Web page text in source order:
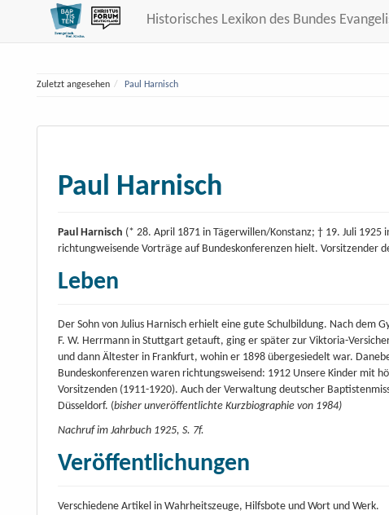
Historisches Lexikon des Bundes
Zuletzt angesehen Paul Harnisch
Paul Harnisch
Paul Harnisch (* 28. April 1871 in Tägerwillen/Konstanz; † 19. Juli
richtungweisende Vorträge auf Bundeskonferenzen hielt. Vorsitzender
Leben
Der Sohn von Julius Harnisch erhielt eine gute Schulbildung. Nach
F. W. Herrmann in Stuttgart getauft, ging er später zur Viktoria-
und dann Ältester in Frankfurt, wohin er 1898 übergesiedelt war.
Bundeskonferenzen waren richtungsweisend: 1912 Unsere Kinder mit
Vorsitzenden (1911-1920). Auch der Verwaltung deutscher
Düsseldorf. (bisher unveröffentlichte Kurzbiographie von 1984)
Nachruf im Jahrbuch 1925, S. 7f.
Veröffentlichungen
Verschiedene Artikel in Wahrheitszeuge, Hilfsbote und Wort und Werk.